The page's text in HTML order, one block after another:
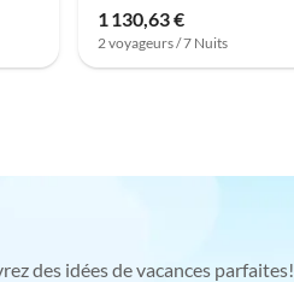
1 130,63 €
2 voyageurs / 7 Nuits
des idées de vacances parfaites!